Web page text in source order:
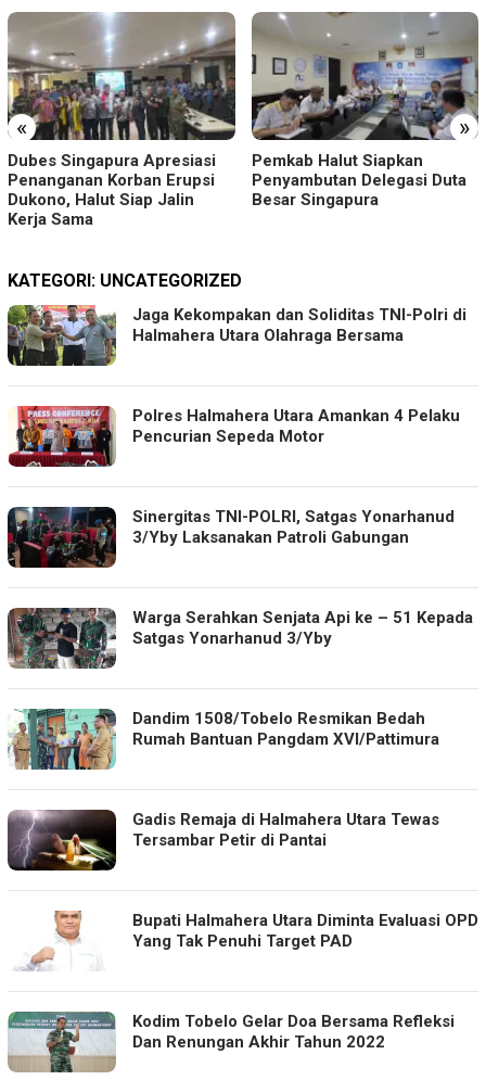
« »
Dubes Singapura Apresiasi
Penanganan Korban Erupsi
Dukono, Halut Siap Jalin
Kerja Sama
Pemkab Halut Siapkan
Penyambutan Delegasi Duta
Besar Singapura
KATEGORI: UNCATEGORIZED
Jaga Kekompakan dan Soliditas TNI-Polri di
Halmahera Utara Olahraga Bersama
Polres Halmahera Utara Amankan 4 Pelaku
Pencurian Sepeda Motor
Sinergitas TNI-POLRI, Satgas Yonarhanud
3/Yby Laksanakan Patroli Gabungan
Warga Serahkan Senjata Api ke – 51 Kepada
Satgas Yonarhanud 3/Yby
Dandim 1508/Tobelo Resmikan Bedah
Rumah Bantuan Pangdam XVI/Pattimura
Gadis Remaja di Halmahera Utara Tewas
Tersambar Petir di Pantai
Bupati Halmahera Utara Diminta Evaluasi OPD
Yang Tak Penuhi Target PAD
Kodim Tobelo Gelar Doa Bersama Refleksi
Dan Renungan Akhir Tahun 2022